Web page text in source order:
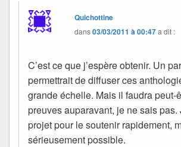
Quichottine
dans03/03/2011 à 00:47a dit :
C’est ce que j’espère obtenir. Un
permettrait de diffuser ces
grande échelle. Mais il faudra peut-
preuves auparavant, je ne sais pas.
projet pour le soutenir rapidement,
sérieusement possible.